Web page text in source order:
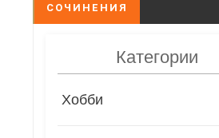
СОЧИНЕНИЯ
Категории
Хобби